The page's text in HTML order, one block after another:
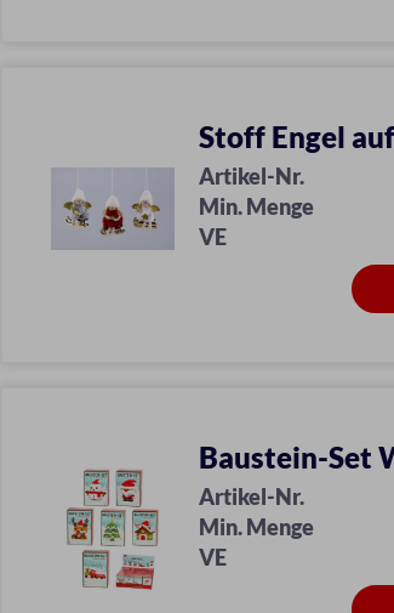
Stoff Engel
Artikel-Nr.
Min. Menge
VE
Baustein-Set
Artikel-Nr.
Min. Menge
VE